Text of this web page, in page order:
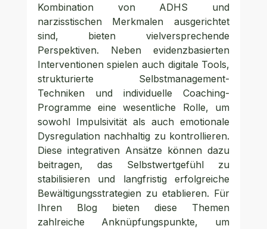
Kombination von ADHS und
narzisstischen Merkmalen ausgerichtet
sind, bieten vielversprechende
Perspektiven. Neben evidenzbasierten
Interventionen spielen auch digitale Tools,
strukturierte Selbstmanagement-
Techniken und individuelle Coaching-
Programme eine wesentliche Rolle, um
sowohl Impulsivität als auch emotionale
Dysregulation nachhaltig zu kontrollieren.
Diese integrativen Ansätze können dazu
beitragen, das Selbstwertgefühl zu
stabilisieren und langfristig erfolgreiche
Bewältigungsstrategien zu etablieren. Für
Ihren Blog bieten diese Themen
zahlreiche Anknüpfungspunkte, um